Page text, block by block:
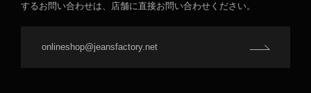
するお問い合わせは、店舗に直接お問い合わせください。
onlineshop@jeansfactory.net